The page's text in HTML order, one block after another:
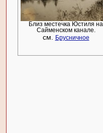
Близ местечка Юстиля на
Сайменском канале.
см. Брусничное